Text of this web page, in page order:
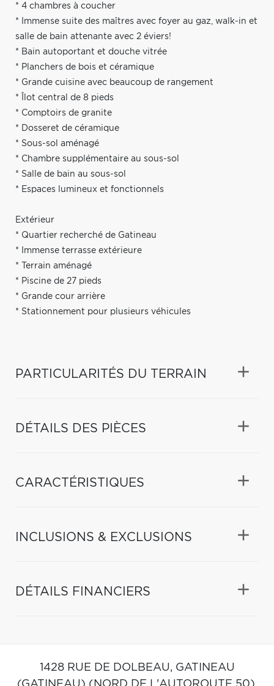
* 4 chambres à coucher
* Immense suite des maîtres avec foyer au gaz, walk-in et
salle de bain attenante avec 2 éviers!
* Bain autoportant et douche vitrée
* Planchers de bois et céramique
* Grande cuisine avec beaucoup de rangement
* Îlot central de 8 pieds
* Comptoirs de granite
* Dosseret de céramique
* Sous-sol aménagé
* Chambre supplémentaire au sous-sol
* Salle de bain au sous-sol
* Espaces lumineux et fonctionnels
Extérieur
* Quartier recherché de Gatineau
* Immense terrasse extérieure
* Terrain aménagé
* Piscine de 27 pieds
* Grande cour arrière
* Stationnement pour plusieurs véhicules
PARTICULARITÉS DU TERRAIN
DÉTAILS DES PIÈCES
CARACTÉRISTIQUES
INCLUSIONS & EXCLUSIONS
DÉTAILS FINANCIERS
1428 RUE DE DOLBEAU, GATINEAU